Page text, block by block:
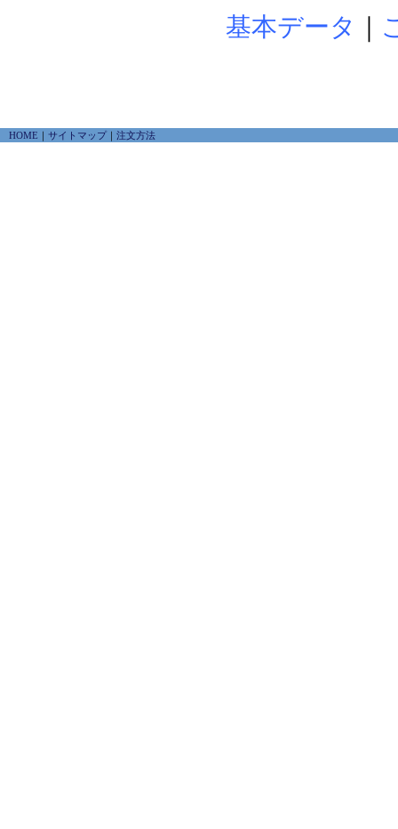
基本データ ｜
HOME ｜ サイトマップ｜ 注文方法